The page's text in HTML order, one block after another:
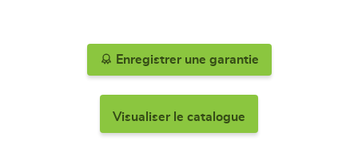
Enregistrer une garantie
Visualiser le catalogue